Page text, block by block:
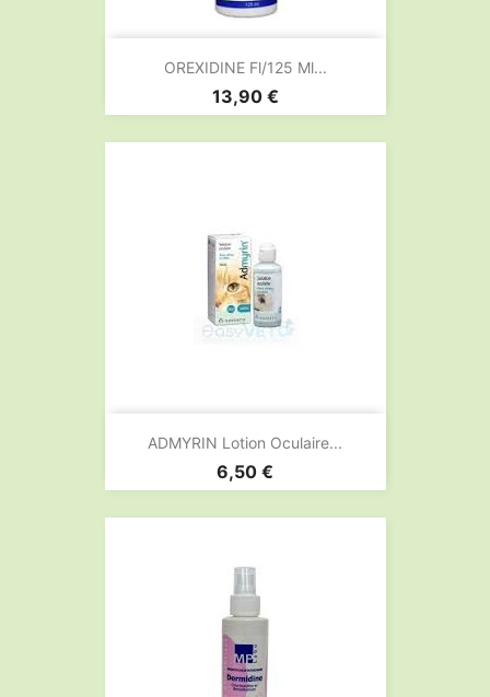
OREXIDINE Fl/125 Ml...
Prix
13,90 €
ADMYRIN Lotion Oculaire...
Prix
6,50 €